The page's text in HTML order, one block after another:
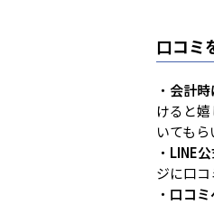
口コミ
・ 会計
けると
いても
・ LINE
ジに口
・ 口コ